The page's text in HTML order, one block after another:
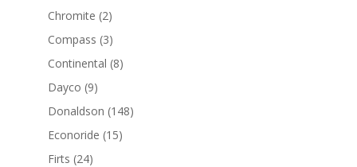
productos
Chromite 22
productos
Compass 33
productos
Continental 88
Dayco 99
productos
Donaldson 148148
Econoride 1515
Firts 2424